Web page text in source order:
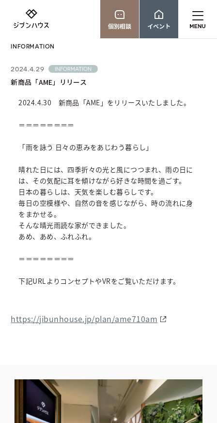
個別相談 イベント
INFORMATION
2024.4.29 INFORMATION
新商品「AME」リリース
2024.4.30 新商品「AME」をリリースいたしました。
＝＝＝＝＝＝＝＝
「雨を詠う 日々の恵みをあじわう暮らし」
晴れた日には、四季折々の光と風につつまれ、雨の日に
は、その気配に耳を傾けながら好きな時間を過ごす。
日本の暮らしは、天気を楽しむ暮らしです。
毎日の空模様や、自然の音を感じながら、時の流れに身
をまかせる。
そんな晴光雨読な家ができました。
あめ、あめ、ふれふれ。
＝＝＝＝＝＝＝＝
下記URLよりコンセプトやVRをご覧いただけます。
https://jibunhouse.jp/plan/ame710am